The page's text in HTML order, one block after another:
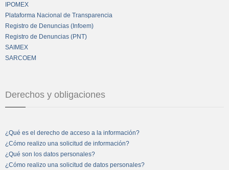
IPOMEX
Plataforma Nacional de Transparencia
Registro de Denuncias (Infoem)
Registro de Denuncias (PNT)
SAIMEX
SARCOEM
Derechos y obligaciones
¿Qué es el derecho de acceso a la información?
¿Cómo realizo una solicitud de información?
¿Qué son los datos personales?
¿Cómo realizo una solicitud de datos personales?